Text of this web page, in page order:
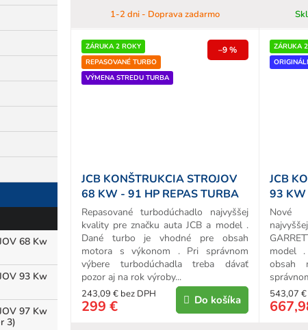
68 Kw
93 Kw
97 Kw
3)
1-2 dni - Doprava zadarmo
ZÁRUKA 2 ROKY
REPASOVANÉ TURBO
VÝMENA STREDU TURBA
–9 %
JCB KONŠTRUKCIA STROJOV
68 KW - 91 HP REPAS TURBA
243,09 € bez DPH
299 € Do košíka
Repasované turbodúchadlo najvyššej
kvality pre značku auta JCB a model .
Dané turbo je vhodné pre obsah
motora s výkonom . Pri správnom
výbere turbodúchadla treba dávať
pozor aj na rok výroby...
ZÁRUKA
JCB
93 KW
TURBO
543,07 €
Nové
model
obsah
treba...